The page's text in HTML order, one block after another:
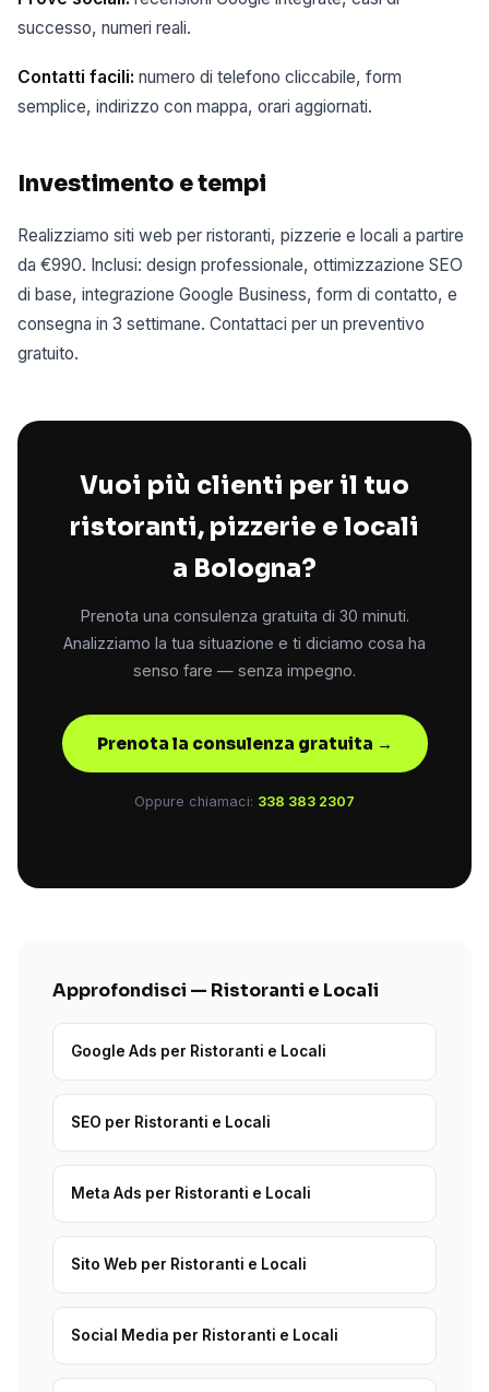
successo, numeri reali.
Contatti facili: numero di telefono cliccabile, form
semplice, indirizzo con mappa, orari aggiornati.
Investimento e tempi
Realizziamo siti web per ristoranti, pizzerie e locali a partire
da €990. Inclusi: design professionale, ottimizzazione SEO
di base, integrazione Google Business, form di contatto, e
consegna in 3 settimane. Contattaci per un preventivo
gratuito.
Vuoi più clienti per il tuo
ristoranti, pizzerie e locali
a Bologna?
Prenota una consulenza gratuita di 30 minuti.
Analizziamo la tua situazione e ti diciamo cosa ha
senso fare — senza impegno.
Prenota la consulenza gratuita →
Oppure chiamaci: 338 383 2307
Approfondisci — Ristoranti e Locali
Google Ads per Ristoranti e Locali
SEO per Ristoranti e Locali
Meta Ads per Ristoranti e Locali
Sito Web per Ristoranti e Locali
Social Media per Ristoranti e Locali